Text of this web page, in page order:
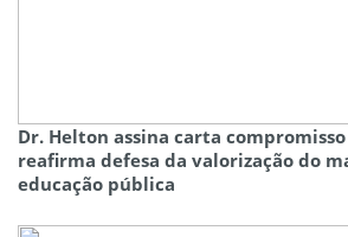
Dr. Helton assina carta
reafirma defesa da valorização do
educação pública